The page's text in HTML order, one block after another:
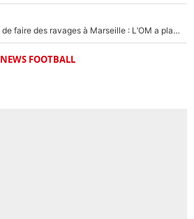
La crise financière continue de faire des ravages à Marseille : L’OM a placé 12 joueurs sur le marché des transferts… et ça pourrait lui rapporter près de 100M€ !
NEWS FOOTBALL